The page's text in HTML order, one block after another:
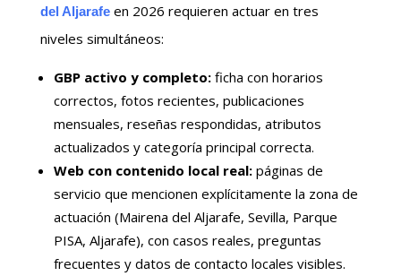
del Aljarafe en 2026 requieren actuar en tres
niveles simultáneos:
GBP activo y completo:ficha con horarios
correctos, fotos recientes, publicaciones
mensuales, reseñas respondidas, atributos
actualizados y categoría principal correcta.
Web con contenido local real:páginas de
servicio que mencionen explícitamente la zona de
actuación (Mairena del Aljarafe, Sevilla, Parque
PISA, Aljarafe), con casos reales, preguntas
frecuentes y datos de contacto locales visibles.